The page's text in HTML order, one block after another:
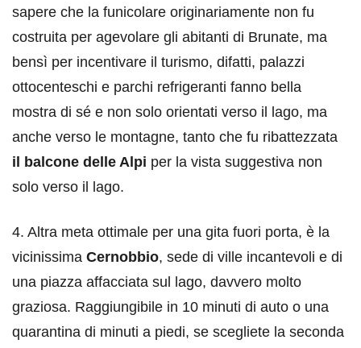
sapere che la funicolare originariamente non fu
costruita per agevolare gli abitanti di Brunate, ma
bensì per incentivare il turismo, difatti, palazzi
ottocenteschi e parchi refrigeranti fanno bella
mostra di sé e non solo orientati verso il lago, ma
anche verso le montagne, tanto che fu ribattezzata
il balcone delle Alpi per la vista suggestiva non
solo verso il lago.
4. Altra meta ottimale per una gita fuori porta, è la
vicinissima Cernobbio, sede di ville incantevoli e di
una piazza affacciata sul lago, davvero molto
graziosa. Raggiungibile in 10 minuti di auto o una
quarantina di minuti a piedi, se scegliete la seconda